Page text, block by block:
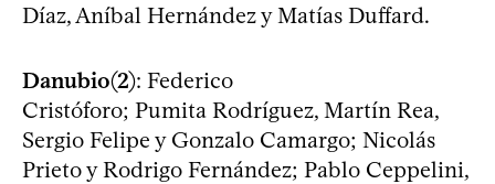
Díaz, Aníbal Hernández y Matías Duffard.
Danubio(2): Federico
Cristóforo; Pumita Rodríguez, Martín Rea,
Sergio Felipe y Gonzalo Camargo; Nicolás
Prieto y Rodrigo Fernández; Pablo Ceppelini,